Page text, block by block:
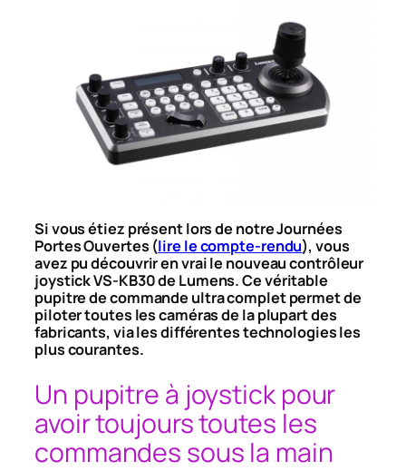
Si vous étiez présent lors de notre Journées
Portes Ouvertes (lire le compte-rendu), vous
avez pu découvrir en vrai le nouveau contrôleur
joystick VS-KB30 de Lumens. Ce véritable
pupitre de commande ultra complet permet de
piloter toutes les caméras de la plupart des
fabricants, via les différentes technologies les
plus courantes.
Un pupitre à joystick pour
avoir toujours toutes les
commandes sous la main